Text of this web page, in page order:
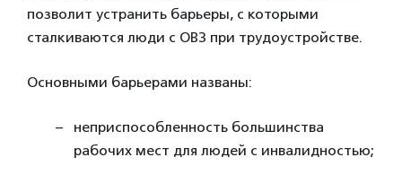
позволит устранить барьеры, с которыми
сталкиваются люди с ОВЗ при трудоустройстве.
Основными барьерами названы:
неприспособленность большинства
рабочих мест для людей с инвалидностью;